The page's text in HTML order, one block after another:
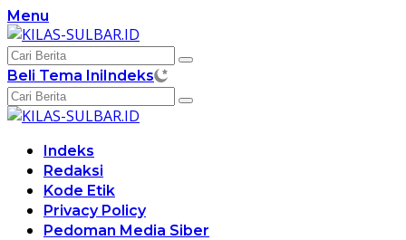
Langsung
ke
konten
Menu
Beli Tema IniIndeks
Indeks
Redaksi
Kode Etik
Privacy Policy
Pedoman Media Siber